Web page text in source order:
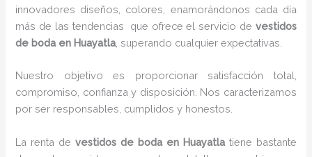
innovadores diseños, colores, enamorándonos cada día
más de las tendencias que ofrece el servicio de vestidos
de boda en Huayatla, superando cualquier expectativas.
Nuestro objetivo es proporcionar satisfacción total,
compromiso, confianza y disposición. Nos caracterizamos
por ser responsables, cumplidos y honestos.
La renta devestidos de boda en Huayatla tiene bastante